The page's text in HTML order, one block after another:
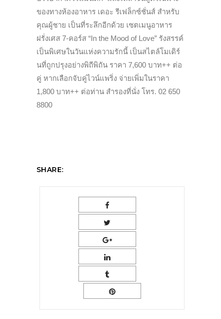
ของทางห้องอาหาร เดอะ รีเฟล็กซ์ชั่นส์ สำหรับ
คุณผู้ชาย เป็นที่ระลึกอีกด้วย เซตเมนูอาหาร
ฝรั่งเศส 7-คอร์ส “In the Mood of Love” รังสรรค์
เป็นพิเศษในวันแห่งความรักนี้ เป็นสไตล์โมเดิร์
นที่ถูกปรุงอย่างพิถีพิถัน ราคา 7,600 บาท++ ต่อ
คู่ หากเลือกจับคู่ไวน์แพริ่ง จ่ายเพิ่มในราคา
1,800 บาท++ ต่อท่าน สำรองที่นั่ง โทร. 02 650
8800
SHARE: